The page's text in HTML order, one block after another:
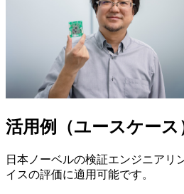
活用例（ユースケース
日本ノーベルの検証エンジニアリ
イスの評価に適用可能です。